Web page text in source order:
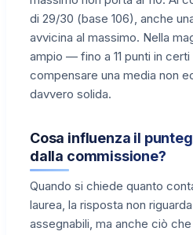
di 29/30 (base 106), anche
avvicina al massimo. Nella
ampio — fino a 11 punti in
compensare una media non
davvero solida.
Cosa influenza il
dalla commissione?
Quando si chiede quanto
laurea, la risposta non
assegnabili, ma anche ciò